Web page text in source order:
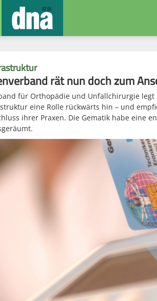
rät nun doch zum
für Orthopädie und Unfallchirurgie legt
eine Rolle rückwärts hin – und
ihrer Praxen. Die Gematik habe eine